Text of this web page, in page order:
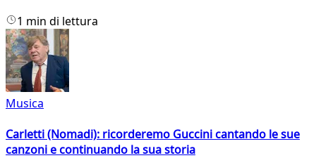
1 min di lettura
Musica
Carletti (Nomadi): ricorderemo Guccini cantando le sue
canzoni e continuando la sua storia